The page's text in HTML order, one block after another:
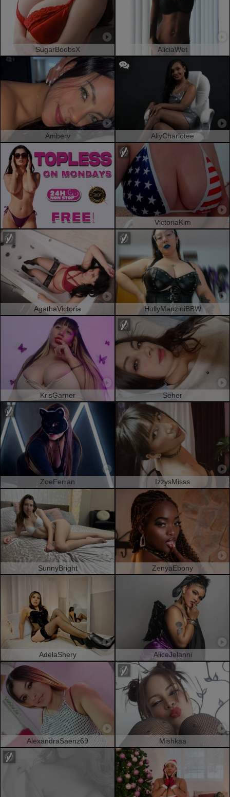
SugarBoobsX AliciaWet
Amberv AllyCharlotee
VictoriaKim
AgathaVictoria HollyManziniBBW
KrisGarner Seher
ZoeFerran IzzysMisss
SunnyBright ZenyaEbony
AdelaShery AliceJelanni
AlexandraSaenz69 Mishkaa